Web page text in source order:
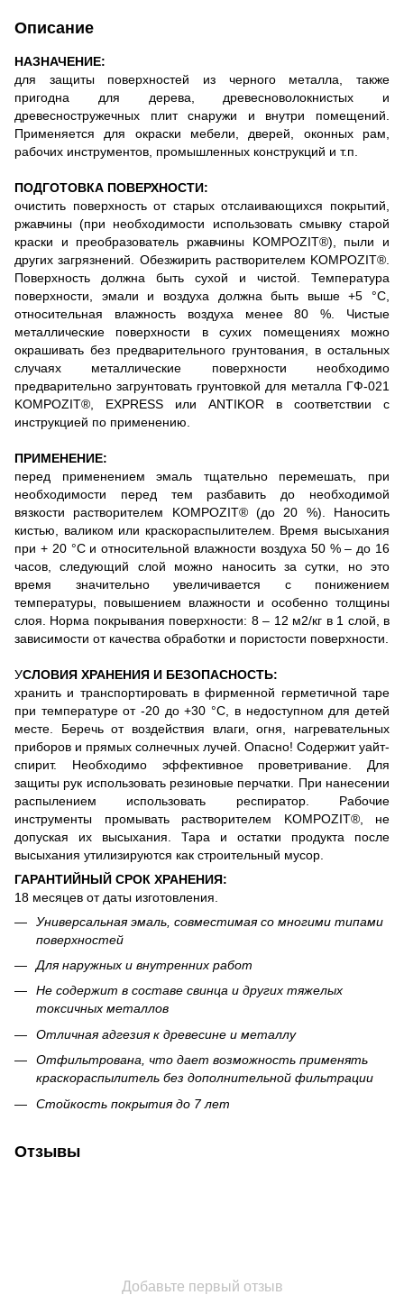
Описание
НАЗНАЧЕНИЕ:
для защиты поверхностей из черного металла, также
пригодна для дерева, древесноволокнистых и
древесностружечных плит снаружи и внутри помещений.
Применяется для окраски мебели, дверей, оконных рам,
рабочих инструментов, промышленных конструкций и т.п.
ПОДГОТОВКА ПОВЕРХНОСТИ:
очистить поверхность от старых отслаивающихся покрытий,
ржавчины (при необходимости использовать смывку старой
краски и преобразователь ржавчины KOMPOZIT®), пыли и
других загрязнений. Обезжирить растворителем KOMPOZIT®.
Поверхность должна быть сухой и чистой. Температура
поверхности, эмали и воздуха должна быть выше +5 °С,
относительная влажность воздуха менее 80 %. Чистые
металлические поверхности в сухих помещениях можно
окрашивать без предварительного грунтования, в остальных
случаях металлические поверхности необходимо
предварительно загрунтовать грунтовкой для металла ГФ-021
KOMPOZIT®, EXPRESS или ANTIKOR в соответствии с
инструкцией по применению.
ПРИМЕНЕНИЕ:
перед применением эмаль тщательно перемешать, при
необходимости перед тем разбавить до необходимой
вязкости растворителем KOMPOZIT® (до 20 %). Наносить
кистью, валиком или краскораспылителем. Время высыхания
при + 20 °С и относительной влажности воздуха 50 % – до 16
часов, следующий слой можно наносить за сутки, но это
время значительно увеличивается с понижением
температуры, повышением влажности и особенно толщины
слоя. Норма покрывания поверхности: 8 – 12 м2/кг в 1 слой, в
зависимости от качества обработки и пористости поверхности.
УСЛОВИЯ ХРАНЕНИЯ И БЕЗОПАСНОСТЬ:
хранить и транспортировать в фирменной герметичной таре
при температуре от -20 до +30 °С, в недоступном для детей
месте. Беречь от воздействия влаги, огня, нагревательных
приборов и прямых солнечных лучей. Опасно! Содержит уайт-
спирит. Необходимо эффективное проветривание. Для
защиты рук использовать резиновые перчатки. При нанесении
распылением использовать респиратор. Рабочие
инструменты промывать растворителем KOMPOZIT®, не
допуская их высыхания. Тара и остатки продукта после
высыхания утилизируются как строительный мусор.
ГАРАНТИЙНЫЙ СРОК ХРАНЕНИЯ:
18 месяцев от даты изготовления.
Универсальная эмаль, совместимая со многими типами
поверхностей
Для наружных и внутренних работ
Не содержит в составе свинца и других тяжелых
токсичных металлов
Отличная адгезия к древесине и металлу
Отфильтрована, что дает возможность применять
краскораспылитель без дополнительной фильтрации
Стойкость покрытия до 7 лет
Отзывы
Добавьте первый отзыв